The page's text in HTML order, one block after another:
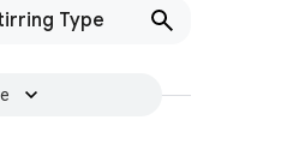
Type